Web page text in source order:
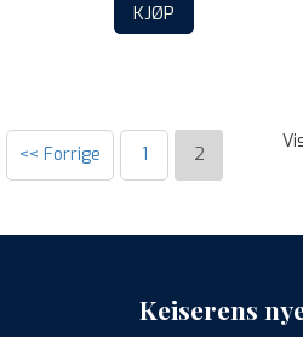
KJØP
<< Forrige 1 2
Keiserens